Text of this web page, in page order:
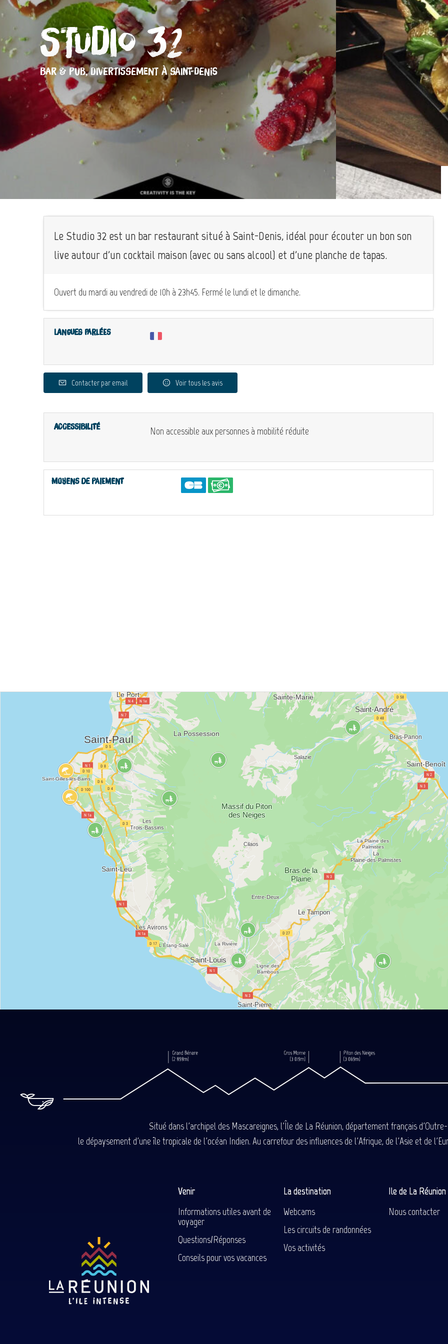
Studio 32
BAR & PUB,DIVERTISSEMENT À SAINT-DENIS
Le Studio 32 est un bar restaurant situé à Saint-Denis, idéal pour écouter un bon son
live autour d'un cocktail maison (avec ou sans alcool) et d'une planche de tapas.
Ouvert du mardi au vendredi de 10h à 23h45. Fermé le lundi et le dimanche.
Langues parlées
Contacter par email Voir tous les avis
Accessibilité Non accessible aux personnes à mobilité réduite
Moyens de paiement
Situé dans l'archipel des Mascareignes, l'Île de La Réunion, département français
le dépaysement d'une île tropicale de l'océan Indien. Au carrefour des influences de l'Afrique, de l'Asie et de
Venir
Informations utiles avant de
voyager
Questions/Réponses
Conseils pour vos vacances
La destination
Webcams
Les circuits de randonnées
Vos activités
Ile de La
Nous contacter